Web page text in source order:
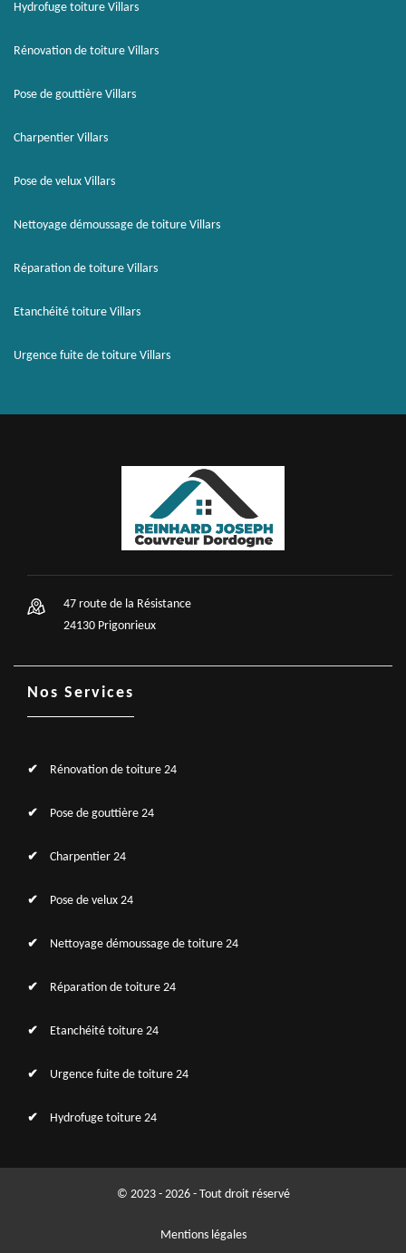
Hydrofuge toiture Villars
Rénovation de toiture Villars
Pose de gouttière Villars
Charpentier Villars
Pose de velux Villars
Nettoyage démoussage de toiture Villars
Réparation de toiture Villars
Etanchéité toiture Villars
Urgence fuite de toiture Villars
47 route de la Résistance
24130 Prigonrieux
Nos Services
Rénovation de toiture 24
Pose de gouttière 24
Charpentier 24
Pose de velux 24
Nettoyage démoussage de toiture 24
Réparation de toiture 24
Etanchéité toiture 24
Urgence fuite de toiture 24
Hydrofuge toiture 24
© 2023 - 2026 - Tout droit réservé
Mentions légales